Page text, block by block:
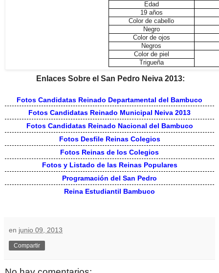
Edad
19 años
Color de cabello
Negro
Color de ojos
Negros
Color de piel
Trigueña
Enlaces Sobre el San Pedro Neiva 2013:
Fotos Candidatas Reinado Departamental del Bambuco
Fotos Candidatas Reinado Municipal Neiva 2013
Fotos Candidatas Reinado Nacional del Bambuco
Fotos Desfile Reinas Colegios
Fotos Reinas de los Colegios
Fotos y Listado de las Reinas Populares
Programación del San Pedro
Reina Estudiantil Bambuco
en junio 09, 2013
Compartir